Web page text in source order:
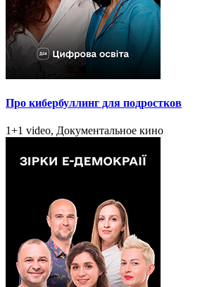
Про кибербуллинг для подростков
1+1 video, Документальное кино